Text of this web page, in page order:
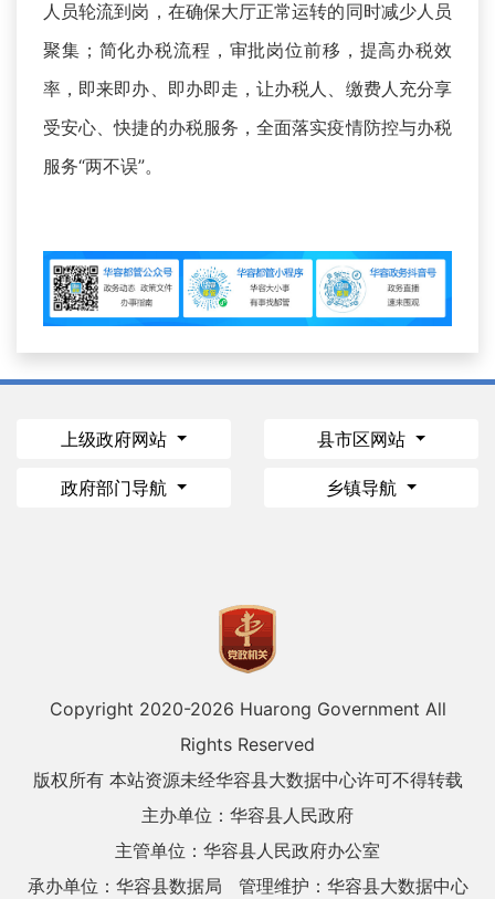
人员轮流到岗，在确保大厅正常运转的同时减少人员
聚集；简化办税流程，审批岗位前移，提高办税效
率，即来即办、即办即走，让办税人、缴费人充分享
受安心、快捷的办税服务，全面落实疫情防控与办税
服务“两不误”。
上级政府网站 县市区网站
政府部门导航 乡镇导航
Copyright 2020-2026 Huarong Government All
Rights Reserved
版权所有 本站资源未经华容县大数据中心许可不得转载
主办单位：华容县人民政府
主管单位：华容县人民政府办公室
承办单位：华容县数据局
管理维护：华容县大数据中心